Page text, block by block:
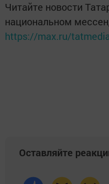
Читайте новости
национальном
https://max.ru/
Оставляйте